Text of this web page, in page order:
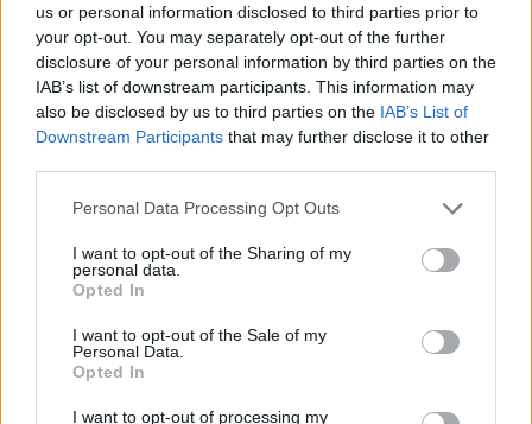
us or personal information disclosed to third parties prior to
your opt-out. You may separately opt-out of the further
disclosure of your personal information by third parties on the
IAB’s list of downstream participants. This information may
also be disclosed by us to third parties on the IAB’s List of
Downstream Participants that may further disclose it to other
Please note that this website/app uses one or more Google
not limited to your visit or usage behaviour. You may click to
grant or deny consent to Google and its third-party tags to
use your data for below specified purposes in below Google
consent section.
Personal Data Processing Opt Outs
I want to opt-out of the Sharing of my
personal data.
Opted In
I want to opt-out of the Sale of my
Personal Data.
Opted In
I want to opt-out of processing my
Hozzászólások
A kedvenc Bethesda-stúdióm
még mindig veszélyben van az
Xboxnál zajló leépítések miatt